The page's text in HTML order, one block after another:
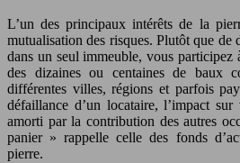
L’un des principaux intérêts de la
mutualisation des risques. Plutôt que de
dans un seul immeuble, vous participez
des dizaines ou centaines de baux
différentes villes, régions et parfois
défaillance d’un locataire, l’impact
amorti par la contribution des autres
panier » rappelle celle des fonds
pierre.